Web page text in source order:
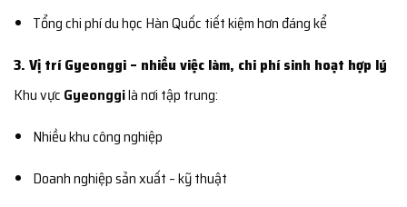
Tổng chi phí du học Hàn Quốc tiết kiệm hơn đáng kể
3. Vị trí Gyeonggi – nhiều việc làm, chi phí sinh hoạt hợp lý
Khu vực Gyeonggilà nơi tập trung:
Nhiều khu công nghiệp
Doanh nghiệp sản xuất – kỹ thuật